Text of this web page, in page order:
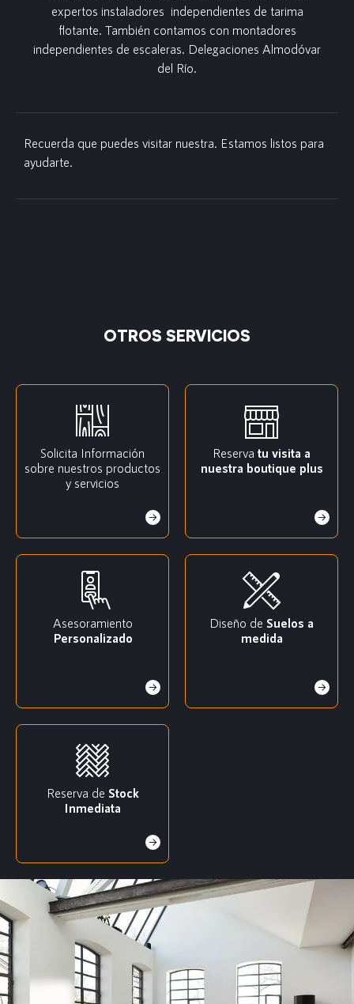
expertos instaladores independientes de tarima
flotante. También contamos con montadores
independientes de escaleras. Delegaciones Almodóvar
del Río.
Recuerda que puedes visitar nuestra. Estamos listos para
ayudarte.
OTROS SERVICIOS
Solicita Información
sobre nuestros productos
y servicios
Reserva tu visita a
nuestra boutique plus
Asesoramiento
Personalizado
Diseño de Suelos a
medida
Reserva de Stock
Inmediata